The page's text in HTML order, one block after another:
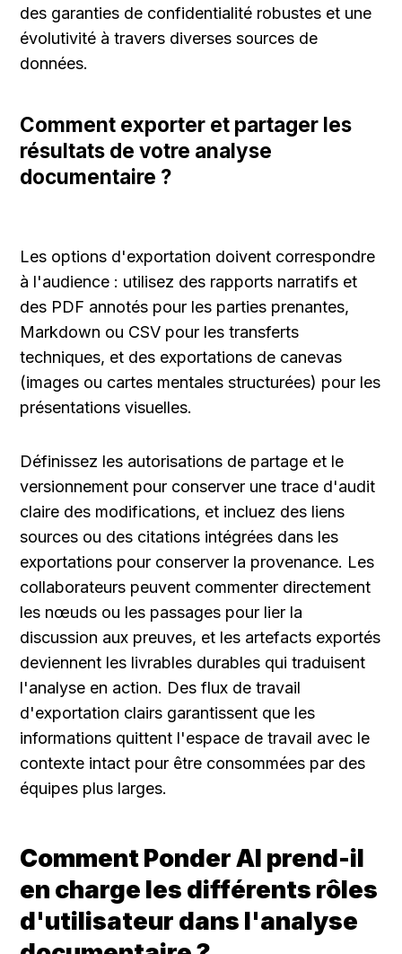
des garanties de confidentialité robustes et une
évolutivité à travers diverses sources de
données.
Comment exporter et partager les
résultats de votre analyse
documentaire ?
Les options d'exportation doivent correspondre
à l'audience : utilisez des rapports narratifs et
des PDF annotés pour les parties prenantes,
Markdown ou CSV pour les transferts
techniques, et des exportations de canevas
(images ou cartes mentales structurées) pour les
présentations visuelles.
Définissez les autorisations de partage et le
versionnement pour conserver une trace d'audit
claire des modifications, et incluez des liens
sources ou des citations intégrées dans les
exportations pour conserver la provenance. Les
collaborateurs peuvent commenter directement
les nœuds ou les passages pour lier la
discussion aux preuves, et les artefacts exportés
deviennent les livrables durables qui traduisent
l'analyse en action. Des flux de travail
d'exportation clairs garantissent que les
informations quittent l'espace de travail avec le
contexte intact pour être consommées par des
équipes plus larges.
Comment Ponder AI prend-il
en charge les différents rôles
d'utilisateur dans l'analyse